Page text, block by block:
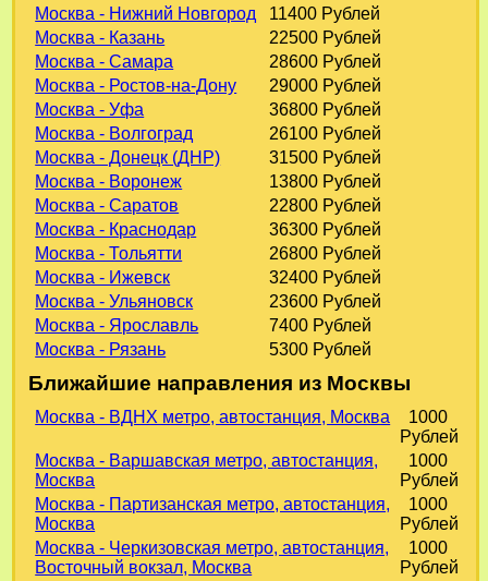
Москва - Нижний Новгород
11400 Рублей
Москва - Казань
22500 Рублей
Москва - Самара
28600 Рублей
Москва - Ростов-на-Дону
29000 Рублей
Москва - Уфа
36800 Рублей
Москва - Волгоград
26100 Рублей
Москва - Донецк (ДНР)
31500 Рублей
Москва - Воронеж
13800 Рублей
Москва - Саратов
22800 Рублей
Москва - Краснодар
36300 Рублей
Москва - Тольятти
26800 Рублей
Москва - Ижевск
32400 Рублей
Москва - Ульяновск
23600 Рублей
Москва - Ярославль
7400 Рублей
Москва - Рязань
5300 Рублей
Ближайшие направления из Москвы
Москва - ВДНХ метро, автостанция, Москва
1000
Рублей
Москва - Варшавская метро, автостанция,
Москва
1000
Рублей
Москва - Партизанская метро, автостанция,
Москва
1000
Рублей
Москва - Черкизовская метро, автостанция,
Восточный вокзал, Москва
1000
Рублей